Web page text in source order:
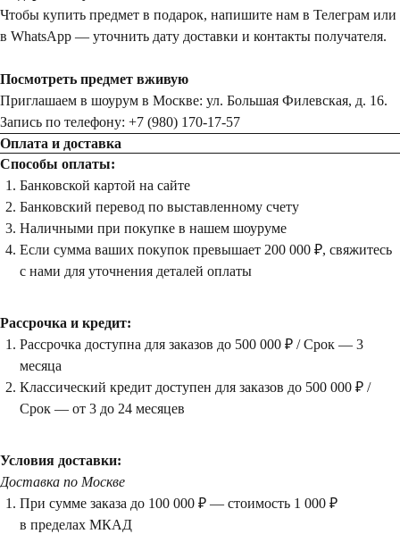
Чтобы купить предмет в подарок, напишите нам в Телеграм или
в WhatsApp — уточнить дату доставки и контакты получателя.
Посмотреть предмет вживую
Приглашаем в шоурум в Москве: ул. Большая Филевская, д. 16.
Запись по телефону: +7 (980) 170-17-57
Оплата и доставка
Способы оплаты:
Банковской картой на сайте
Банковский перевод по выставленному счету
Наличными при покупке в нашем шоуруме
Если сумма ваших покупок превышает 200 000 ₽, свяжитесь
с нами для уточнения деталей оплаты
Рассрочка и кредит:
Рассрочка доступна для заказов до 500 000 ₽ / Срок — 3
месяца
Классический кредит доступен для заказов до 500 000 ₽ /
Срок — от 3 до 24 месяцев
Условия доставки:
Доставка по Москве
При сумме заказа до 100 000 ₽ — стоимость 1 000 ₽
в пределах МКАД